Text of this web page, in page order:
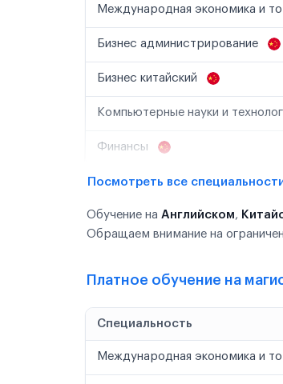
Международная экономика и
Бизнес администрирование
Бизнес китайский
Компьютерные науки и
Финансы
Посмотреть все
Обучение на Английском,
Обращаем внимание на
Платное обучение на
Специальность
Международная экономика и